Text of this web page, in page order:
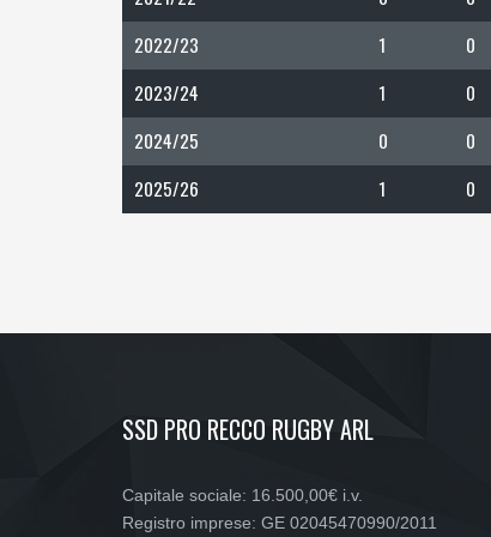
2022/23 1 0
2023/24 1 0
2024/25 0 0
2025/26 1 0
SSD PRO RECCO RUGBY ARL
Capitale sociale: 16.500,00€ i.v.
Registro imprese: GE 02045470990/2011